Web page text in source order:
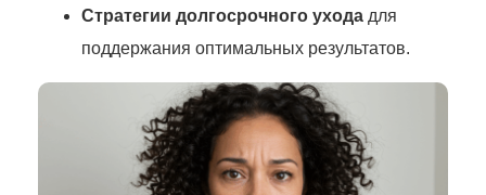
Стратегии долгосрочного ухода для
поддержания оптимальных результатов.